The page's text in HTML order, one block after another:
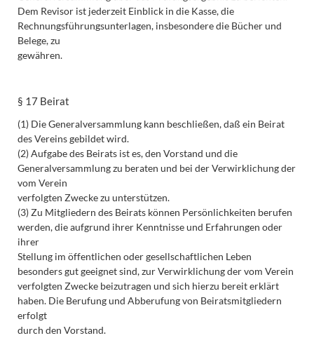
Dem Revisor ist jederzeit Einblick in die Kasse, die
Rechnungsführungsunterlagen, insbesondere die Bücher und
Belege, zu
gewähren.
§ 17 Beirat
(1) Die Generalversammlung kann beschließen, daß ein Beirat
des Vereins gebildet wird.
(2) Aufgabe des Beirats ist es, den Vorstand und die
Generalversammlung zu beraten und bei der Verwirklichung der
vom Verein
verfolgten Zwecke zu unterstützen.
(3) Zu Mitgliedern des Beirats können Persönlichkeiten berufen
werden, die aufgrund ihrer Kenntnisse und Erfahrungen oder
ihrer
Stellung im öffentlichen oder gesellschaftlichen Leben
besonders gut geeignet sind, zur Verwirklichung der vom Verein
verfolgten Zwecke beizutragen und sich hierzu bereit erklärt
haben. Die Berufung und Abberufung von Beiratsmitgliedern
erfolgt
durch den Vorstand.